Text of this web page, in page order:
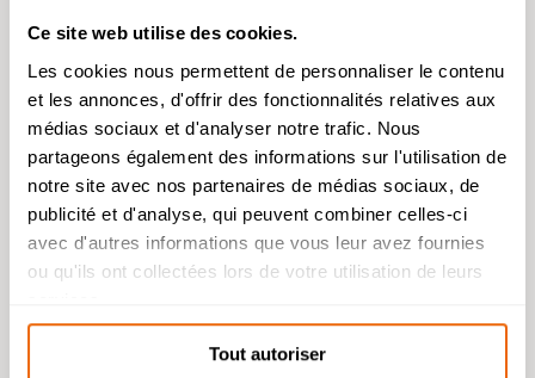
Ce site web utilise des cookies.
Les cookies nous permettent de personnaliser le contenu
et les annonces, d'offrir des fonctionnalités relatives aux
médias sociaux et d'analyser notre trafic. Nous
partageons également des informations sur l'utilisation de
notre site avec nos partenaires de médias sociaux, de
publicité et d'analyse, qui peuvent combiner celles-ci
avec d'autres informations que vous leur avez fournies
ou qu'ils ont collectées lors de votre utilisation de leurs
Tout autoriser
ACTUALITÉS
Toutes les actus
Admission 2026
Bachelor Management Innovation et
Humanités : reprise de l’étude des
dossiers de candidature à partir du 26
août.
Bachelor Design d’Espace et Prépa
étudiés durant l’été.